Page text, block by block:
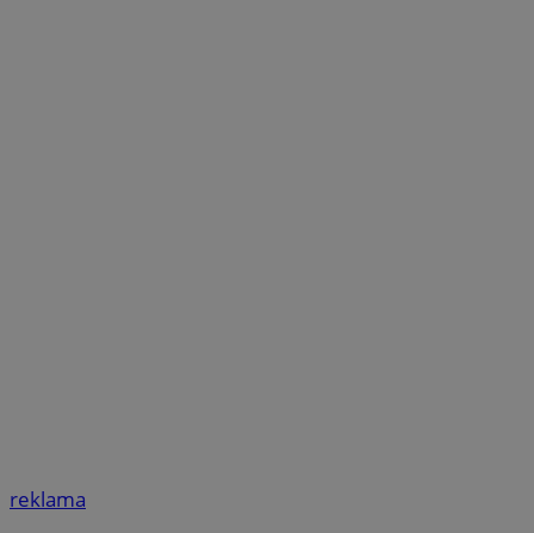
reklama